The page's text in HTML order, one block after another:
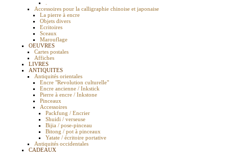
Accessoires pour la calligraphie chinoise et japonaise
La pierre à encre
Objets divers
Ecritoires
Sceaux
Marouflage
OEUVRES
Cartes postales
Affiches
LIVRES
ANTIQUITES
Antiquités orientales
Encre "Revolution culturelle"
Encre ancienne / Inkstick
Pierre à encre / Inkstone
Pinceaux
Accessoires
Packfung / Encrier
Shuidi / verseuse
Bijia / pose-pinceau
Bitong / pot à pinceaux
Yatate / écritoire portative
Antiquités occidentales
CADEAUX